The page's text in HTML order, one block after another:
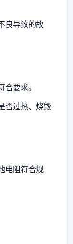
良导致的故
要求。
否过热、烧毁
电阻符合规